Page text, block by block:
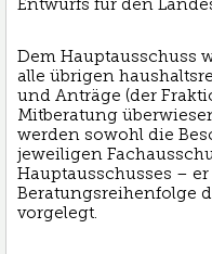
Entwurfs für den
Dem Hauptausschuss
alle übrigen
und Anträge (der
Mitberatung
werden sowohl die
jeweiligen
Hauptausschusses –
Beratungsreihenfolge
vorgelegt.